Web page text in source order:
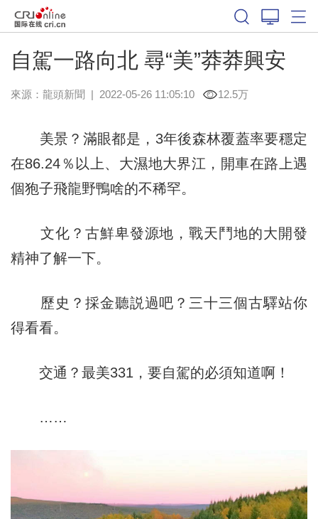
自駕一路向北 尋“美”莽莽興安
來源： 龍頭新聞 | 2022-05-26 11:05:10 12.5万
美景？滿眼都是，3年後森林覆蓋率要穩定
在86.24％以上、大濕地大界江，開車在路上遇
個狍子飛龍野鴨啥的不稀罕。
文化？古鮮卑發源地，戰天鬥地的大開發
精神了解一下。
歷史？採金聽説過吧？三十三個古驛站你
得看看。
交通？最美331，要自駕的必須知道啊！
……